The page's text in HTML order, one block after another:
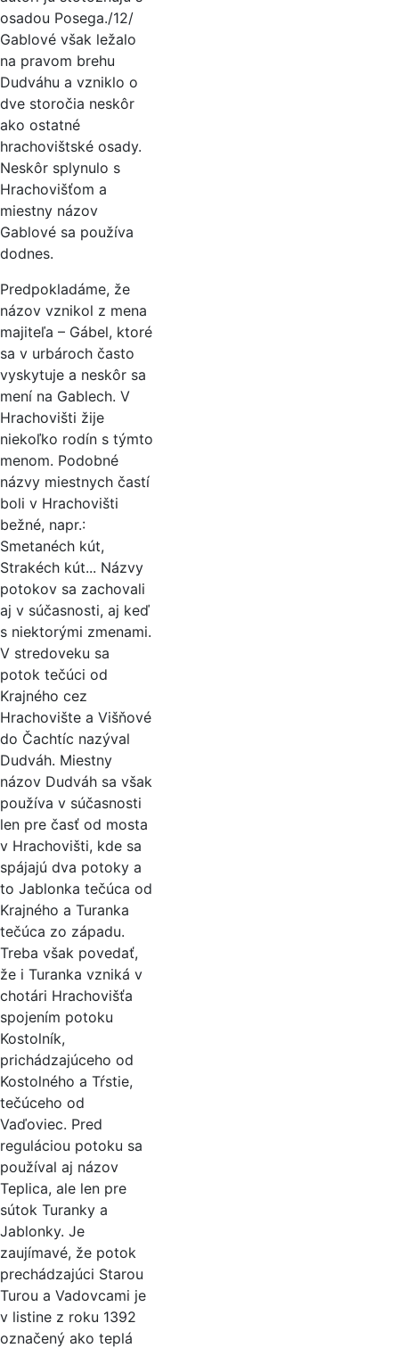
osadou Posega./12/
Gablové však ležalo
na pravom brehu
Dudváhu a vzniklo o
dve storočia neskôr
ako ostatné
hrachovištské osady.
Neskôr splynulo s
Hrachovišťom a
miestny názov
Gablové sa používa
dodnes.
Predpokladáme, že
názov vznikol z mena
majiteľa – Gábel, ktoré
sa v urbároch často
vyskytuje a neskôr sa
mení na Gablech. V
Hrachovišti žije
niekoľko rodín s týmto
menom. Podobné
názvy miestnych častí
boli v Hrachovišti
bežné, napr.:
Smetanéch kút,
Strakéch kút... Názvy
potokov sa zachovali
aj v súčasnosti, aj keď
s niektorými zmenami.
V stredoveku sa
potok tečúci od
Krajného cez
Hrachovište a Višňové
do Čachtíc nazýval
Dudváh. Miestny
názov Dudváh sa však
používa v súčasnosti
len pre časť od mosta
v Hrachovišti, kde sa
spájajú dva potoky a
to Jablonka tečúca od
Krajného a Turanka
tečúca zo západu.
Treba však povedať,
že i Turanka vzniká v
chotári Hrachovišťa
spojením potoku
Kostolník,
prichádzajúceho od
Kostolného a Tŕstie,
tečúceho od
Vaďoviec. Pred
reguláciou potoku sa
používal aj názov
Teplica, ale len pre
sútok Turanky a
Jablonky. Je
zaujímavé, že potok
prechádzajúci Starou
Turou a Vadovcami je
v listine z roku 1392
označený ako teplá